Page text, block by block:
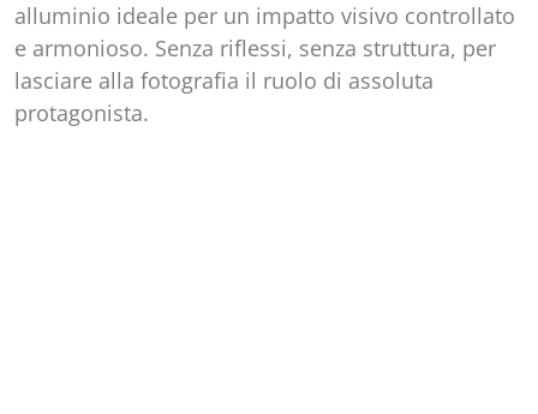
alluminio ideale per un impatto visivo controllato
e armonioso. Senza riflessi, senza struttura, per
lasciare alla fotografia il ruolo di assoluta
protagonista.